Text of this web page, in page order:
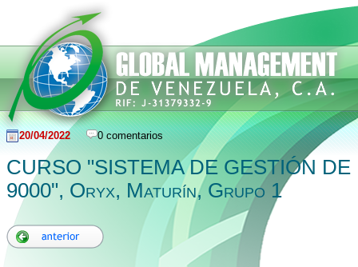
20/04/2022 0 comentarios
CURSO "SISTEMA DE GESTIÓN DE
9000", Oryx, Maturín, Grupo 1